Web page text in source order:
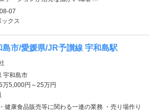
07
クス
市/愛媛県/JR予讃線 宇和島駅
宇和島市
万5,000円～25万円
健康食品販売等に関わる一連の業務 ・売り場作り